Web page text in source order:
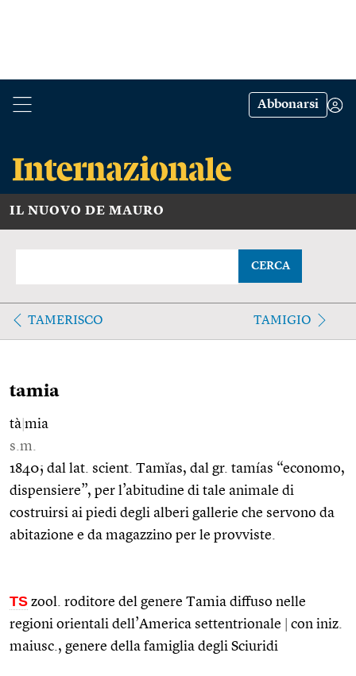
Abbonarsi
IL NUOVO DE MAURO
CERCA
TAMERISCO TAMIGIO
tamia
tà mia
s.m.
1840; dal lat. scient. Tamĭas, dal gr. tamías “economo,
dispensiere”, per l’abitudine di tale animale di
costruirsi ai piedi degli alberi gallerie che servono da
abitazione e da magazzino per le provviste.
TS zool. roditore del genere Tamia diffuso nelle
regioni orientali dell’America settentrionale
con iniz.
maiusc., genere della famiglia degli Sciuridi